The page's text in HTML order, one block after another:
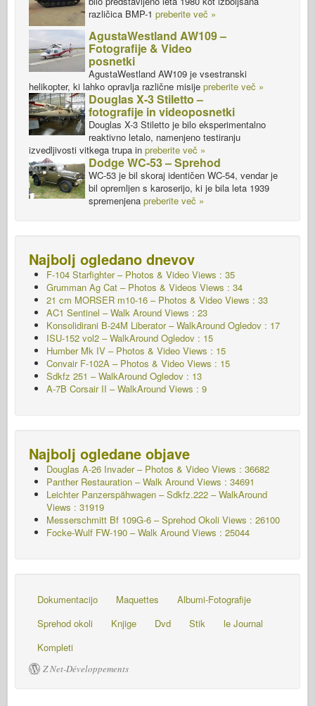
različica BMP-1 preberite več »
AgustaWestland AW109 –
Fotografije & Video
posnetki
AgustaWestland AW109 je vsestranski
helikopter, ki lahko opravlja različne misije preberite več »
Douglas X-3 Stiletto –
fotografije in videoposnetki
Douglas X-3 Stiletto je bilo eksperimentalno
reaktivno letalo, namenjeno testiranju
izvedljivosti vitkega trupa in preberite več »
Dodge WC-53 – Sprehod
WC-53 je bil skoraj identičen WC-54, vendar je
bil opremljen s karoserijo, ki je bila leta 1939
spremenjena preberite več »
Najbolj ogledano dnevov
F-104 Starfighter – Photos & Video Views : 35
Grumman Ag Cat – Photos & Videos Views : 34
21 cm MORSER m10-16 – Photos & Video Views : 33
AC1 Sentinel – Walk Around Views : 23
Konsolidirani B-24M Liberator – WalkAround Ogledov : 17
ISU-152 vol2 – WalkAround Ogledov : 15
Humber Mk IV – Photos & Video Views : 15
Convair F-102A – Photos & Video Views : 15
Sdkfz 251 – WalkAround Ogledov : 13
A-7B Corsair II – WalkAround Views : 9
Najbolj ogledane objave
Douglas A-26 Invader – Photos & Video Views : 36682
Panther Restauration – Walk Around Views : 34691
Leichter Panzerspähwagen – Sdkfz.222 – WalkAround
Views : 31919
Messerschmitt Bf 109G-6 – Sprehod Okoli Views : 26100
Focke-Wulf FW-190 – Walk Around Views : 25044
Dokumentacijo Maquettes
Albumi-Fotografije
Sprehod okoli
Knjige Dvd Stik
le Journal
Kompleti
Z Net-Développements